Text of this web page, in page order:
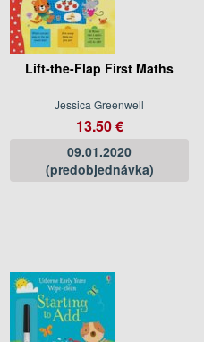
Lift-the-Flap First Maths
Jessica Greenwell
13.50 €
09.01.2020
(predobjednávka)